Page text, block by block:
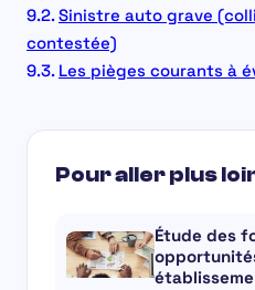
Sinistre auto grave
contestée)
Les pièges courants à
Pour aller plus
Étude des